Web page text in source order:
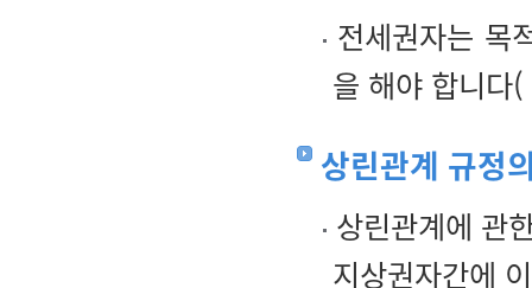
전세권자는 목
을 해야 합니다(
상린관계 규정
상린관계에 관
지상권자간에